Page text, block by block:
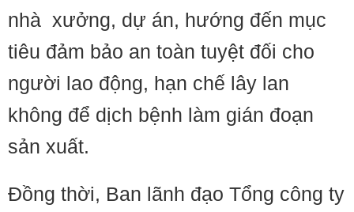
nhà xưởng, dự án, hướng đến mục
tiêu đảm bảo an toàn tuyệt đối cho
người lao động, hạn chế lây lan
không để dịch bệnh làm gián đoạn
sản xuất.
Đồng thời, Ban lãnh đạo Tổng công ty